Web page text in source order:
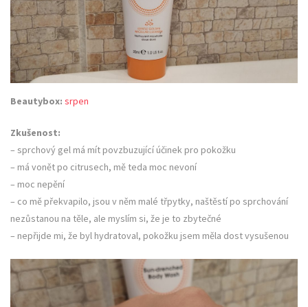
Beautybox: srpen
Zkušenost:
– sprchový gel má mít povzbuzující účinek pro pokožku
– má vonět po citrusech, mě teda moc nevoní
– moc nepění
– co mě překvapilo, jsou v něm malé třpytky, naštěstí po sprchování
nezůstanou na těle, ale myslím si, že je to zbytečné
– nepřijde mi, že byl hydratoval, pokožku jsem měla dost vysušenou